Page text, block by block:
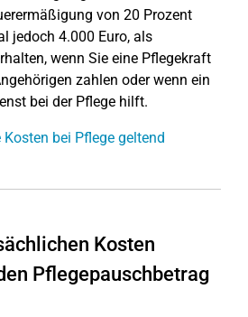
von 20 Prozent
jedoch 4.000 Euro, als
wenn Sie eine Pflegekraft
zahlen oder wenn ein
bei der Pflege hilft.
bei Pflege geltend
Kosten
Pflegepauschbetrag